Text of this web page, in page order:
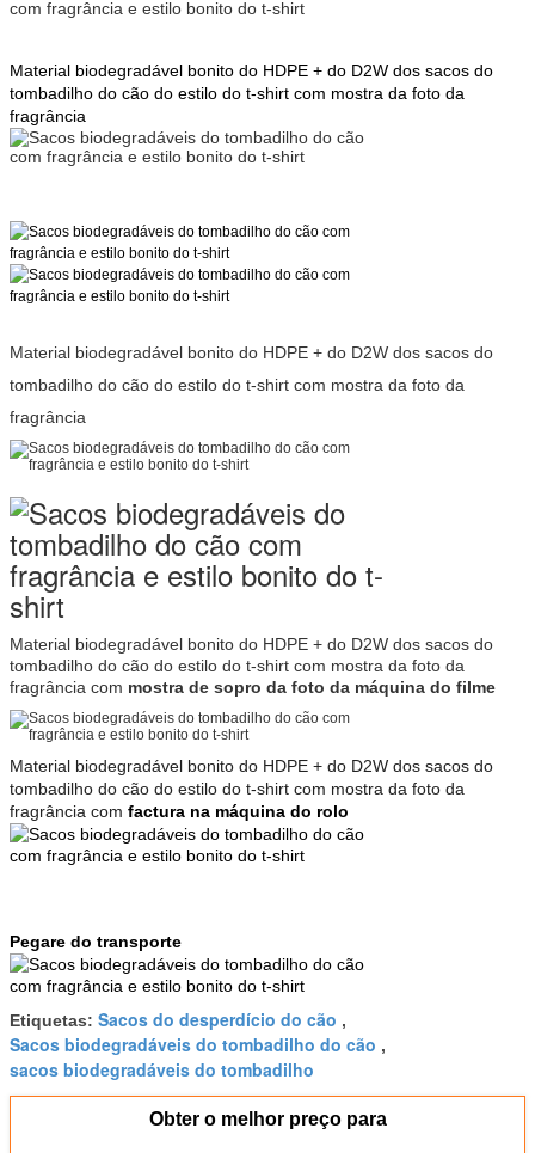
Material biodegradável bonito do HDPE + do D2W dos sacos do
tombadilho do cão do estilo do t-shirt com mostra da foto da
fragrância
Material biodegradável bonito do HDPE + do D2W dos sacos do
tombadilho do cão do estilo do t-shirt com mostra da foto da
fragrância
Material biodegradável bonito do HDPE + do D2W dos sacos do
tombadilho do cão do estilo do t-shirt com mostra da foto da
fragrância com mostra de sopro da foto da máquina do filme
Material biodegradável bonito do HDPE + do D2W dos sacos do
tombadilho do cão do estilo do t-shirt com mostra da foto da
fragrância com factura na máquina do rolo
Pegare do transporte
Etiquetas: Sacos do desperdício do cão ,
Sacos biodegradáveis do tombadilho do cão ,
sacos biodegradáveis do tombadilho
Obter o melhor preço para